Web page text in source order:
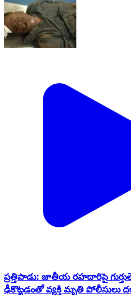
ప్రత్తిపాడు: జాతీయ రహదారిపై
ఢీకొట్టడంతో వ్యక్తి మృతి పోలీసులు